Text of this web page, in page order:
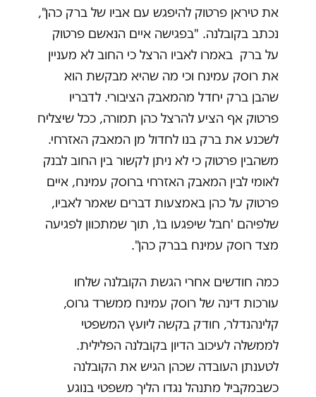
את טיראן פרטוק להיפגש עם אביו של ברק כהן",
נכתב בקובלנה. "בפגישה איים הנאשם פרטוק
על ברק באמרו לאביו הרצל כי החוב לא מעניין
את רוסק עמינח וכי מה שהיא מבקשת הוא
שהבן ברק יחדל מהמאבק הציבורי. לדבריו
פרטוק אף הציע להרצל כהן תמורה, ככל שיצליח
לשכנע את ברק בנו לחדול מן המאבק האזרחי.
משהבין פרטוק כי לא ניתן לקשור בין החוב לבנק
לאומי לבין המאבק האזרחי ברוסק עמינח, איים
פרטוק על כהן באמצעות דברים שאמר לאביו,
שלפיהם 'חבל שיפגעו בו', תוך שמתכוון לפגיעה
מצד רוסק עמינח בברק כהן".
כמה חודשים אחרי הגשת הקובלנה שלחו
עורכות דינה של רוסק עמינח ממשרד גרוס,
קלינהנדלר, חודק בקשה ליועץ המשפטי
לממשלה לעיכוב הדיון בקובלנה הפלילית.
לטענתן העובדה שכהן הגיש את הקובלנה
כשבמקביל מתנהל נגדו הליך משפטי בנוגע